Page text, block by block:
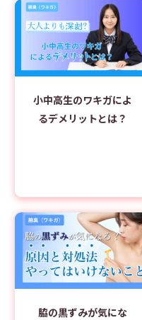
小中高生のワキガによ
るデメリットとは？
脇の黒ずみが気にな